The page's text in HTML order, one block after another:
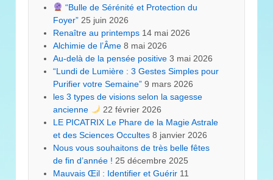
“Bulle de Sérénité et Protection du
Foyer” 25 juin 2026
Renaître au printemps 14 mai 2026
Alchimie de l’Âme 8 mai 2026
Au-delà de la pensée positive 3 mai 2026
“Lundi de Lumière : 3 Gestes Simples pour
Purifier votre Semaine” 9 mars 2026
les 3 types de visions selon la sagesse
ancienne
22 février 2026
LE PICATRIX Le Phare de la Magie Astrale
et des Sciences Occultes 8 janvier 2026
Nous vous souhaitons de très belle fêtes
de fin d’année ! 25 décembre 2025
Mauvais Œil : Identifier et Guérir 11